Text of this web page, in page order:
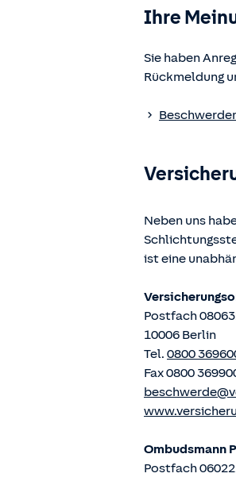
§§ 59 – 68
§ 48b
Verordnung
www.gesetze-
Ihre
Sie haben
Rückmeldung
Neben uns
ist eine
Postfach
10006 Berlin
Tel. 0800
Fax 0800
Ombudsmann
Postfach